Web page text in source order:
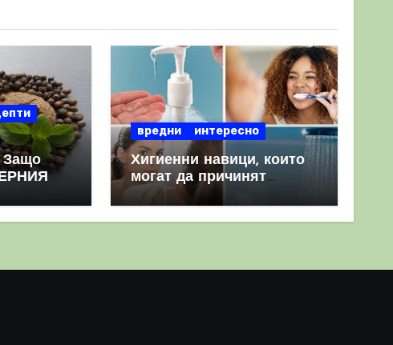
Защо
вредни интересно
Хигиенни навици, които
могат да причинят
повече вреда, отколкото
полза